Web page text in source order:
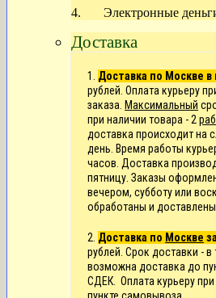
4. Электронные деньги
Доставка
1. Доставка по Москве
рублей. Оплата курьеру
заказа. Максимальный
при наличии товара - 2
доставка происходит на
день. Время работы
часов. Доставка
пятницу. Заказы
вечером, субботу или
обработаны и
2. Доставка по Москве
рублей. Срок доставки - в
возможна доставка до
СДЕК. Оплата курьеру